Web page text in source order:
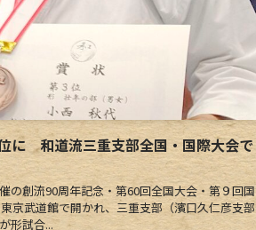
に 和道流三重支部全国・国際大会で
の創流90周年記念・第60回全国大会・第９回国
京武道館で開かれ、三重支部（濱口久仁彦支部
形試合...